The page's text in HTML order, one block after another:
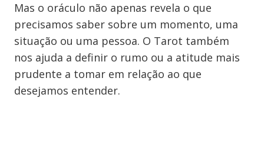
Mas o oráculo não apenas revela o que
precisamos saber sobre um momento, uma
situação ou uma pessoa. O Tarot também
nos ajuda a definir o rumo ou a atitude mais
prudente a tomar em relação ao que
desejamos entender.